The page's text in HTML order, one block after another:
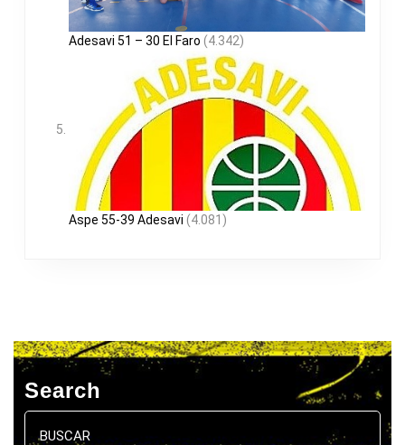
Adesavi 51 – 30 El Faro (4.342)
Aspe 55-39 Adesavi (4.081)
Search
Buscar: